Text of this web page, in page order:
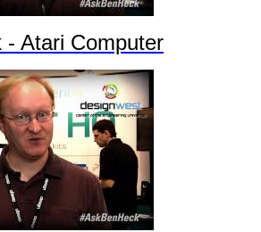
Atari Computer